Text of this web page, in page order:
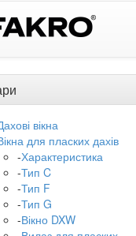
вікна
для пласких дахів
-Характеристика
-Тип C
-Тип F
-Тип G
-Вікно DXW